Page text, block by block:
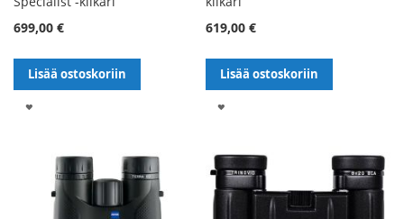
699,00 €
Lisää ostoskoriin
619,00 €
Lisää ostoskoriin